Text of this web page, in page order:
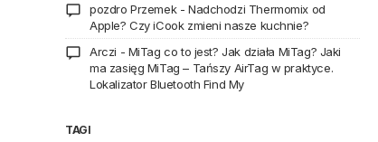
pozdro Przemek- Nadchodzi Thermomix od
Apple? Czy iCook zmieni nasze kuchnie?
Arczi - MiTag co to jest? Jak działa MiTag? Jaki
ma zasięg MiTag – Tańszy AirTag w praktyce.
Lokalizator Bluetooth Find My
TAGI